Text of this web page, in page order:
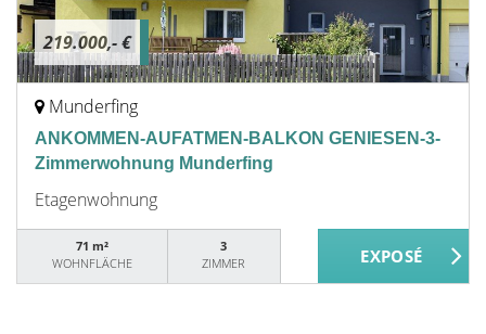
219.000,- €
Munderfing
ANKOMMEN-AUFATMEN-BALKON GENIESEN-3-
Zimmerwohnung Munderfing
Etagenwohnung
71 m²
WOHNFLÄCHE
3
ZIMMER